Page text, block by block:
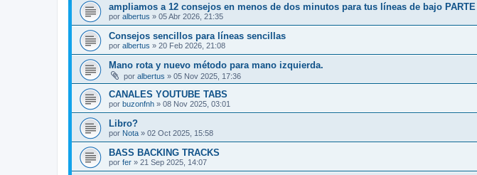
ampliamos a 12 consejos en menos de dos minutos para tus líneas de bajo PARTE I
por albertus » 05 Abr 2026, 21:35
Consejos sencillos para líneas sencillas
por albertus » 20 Feb 2026, 21:08
Mano rota y nuevo método para mano izquierda.
por albertus » 05 Nov 2025, 17:36
CANALES YOUTUBE TABS
por buzonfnh » 08 Nov 2025, 03:01
Libro?
por Nota » 02 Oct 2025, 15:58
BASS BACKING TRACKS
por fer » 21 Sep 2025, 14:07